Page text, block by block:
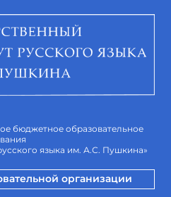
бюджетное образовательное
языка им. А.С. Пушкина»
организации